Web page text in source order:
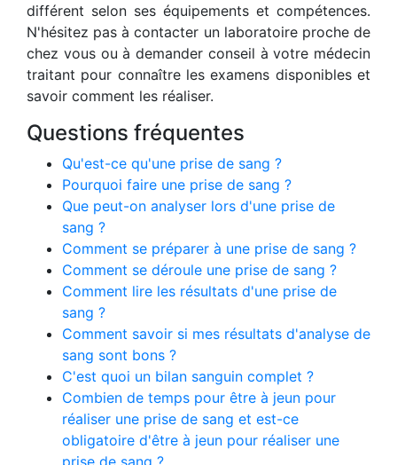
différent selon ses équipements et compétences.
N'hésitez pas à contacter un laboratoire proche de
chez vous ou à demander conseil à votre médecin
traitant pour connaître les examens disponibles et
savoir comment les réaliser.
Questions fréquentes
Qu'est-ce qu'une prise de sang ?
Pourquoi faire une prise de sang ?
Que peut-on analyser lors d'une prise de
sang ?
Comment se préparer à une prise de sang ?
Comment se déroule une prise de sang ?
Comment lire les résultats d'une prise de
sang ?
Comment savoir si mes résultats d'analyse de
sang sont bons ?
C'est quoi un bilan sanguin complet ?
Combien de temps pour être à jeun pour
réaliser une prise de sang et est-ce
obligatoire d'être à jeun pour réaliser une